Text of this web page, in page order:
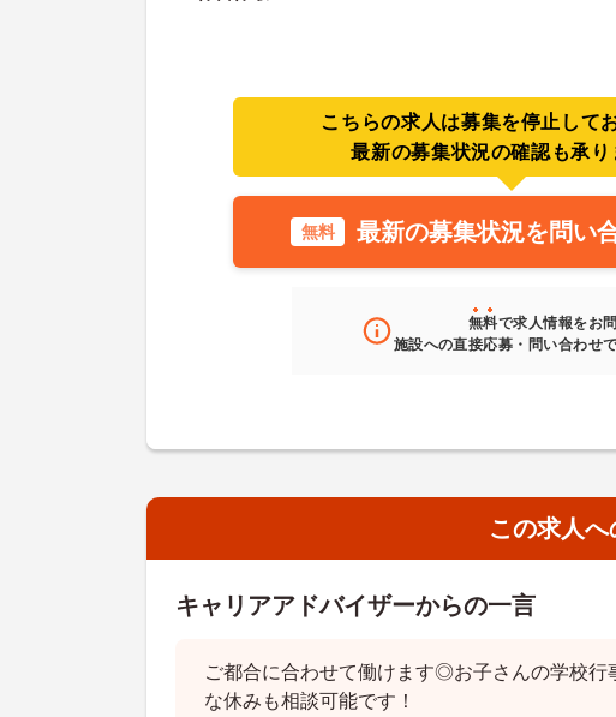
こちらの求人は募集を停止して
最新の募集状況の確認も承り
無料 最新の募集状況を問い
無料で求人情報をお
施設への直接応募・問い合わせ
この求人へ
キャリアアドバイザーからの一言
ご都合に合わせて働けます◎お子さんの学校行
な休みも相談可能です！